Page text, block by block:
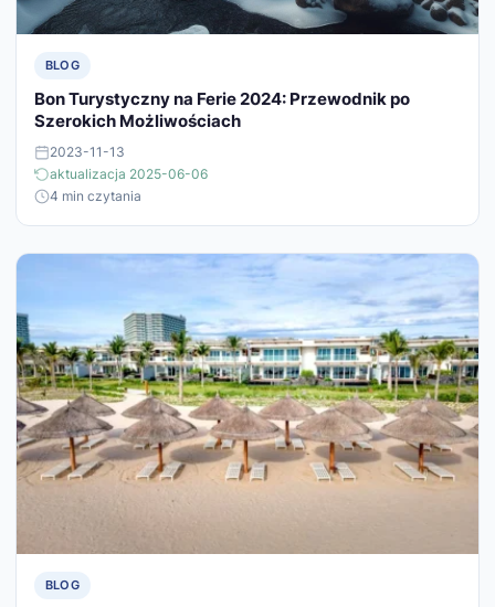
BLOG
Bon Turystyczny na Ferie 2024: Przewodnik po
Szerokich Możliwościach
2023-11-13
aktualizacja 2025-06-06
4 min czytania
BLOG